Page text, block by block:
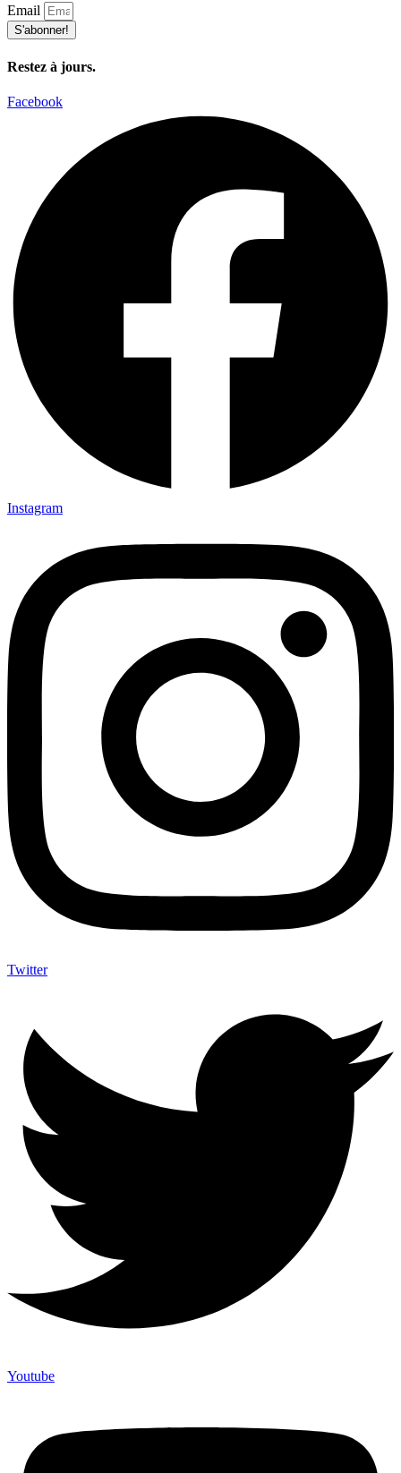
Email
S'abonner!
Restez à jours.
Facebook
Instagram
Twitter
Youtube